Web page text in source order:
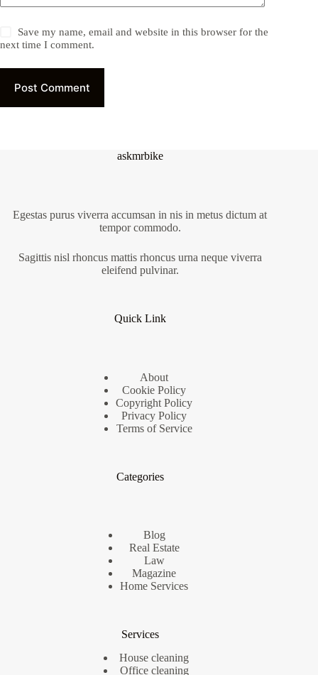
Save my name, email and website in this browser for the
next time I comment.
Post Comment
askmrbike
Egestas purus viverra accumsan in nis in metus dictum at
tempor commodo.
Sagittis nisl rhoncus mattis rhoncus urna neque viverra
eleifend pulvinar.
Quick Link
About
Cookie Policy
Copyright Policy
Privacy Policy
Terms of Service
Categories
Blog
Real Estate
Law
Magazine
Home Services
Services
House cleaning
Office cleaning